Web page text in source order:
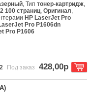
, Типтонер-картридж,
2 100 страниц,Оригинал,
HP LaserJet Pro
Pro P1606dn
Pro P1606
Под заказ 428,00р